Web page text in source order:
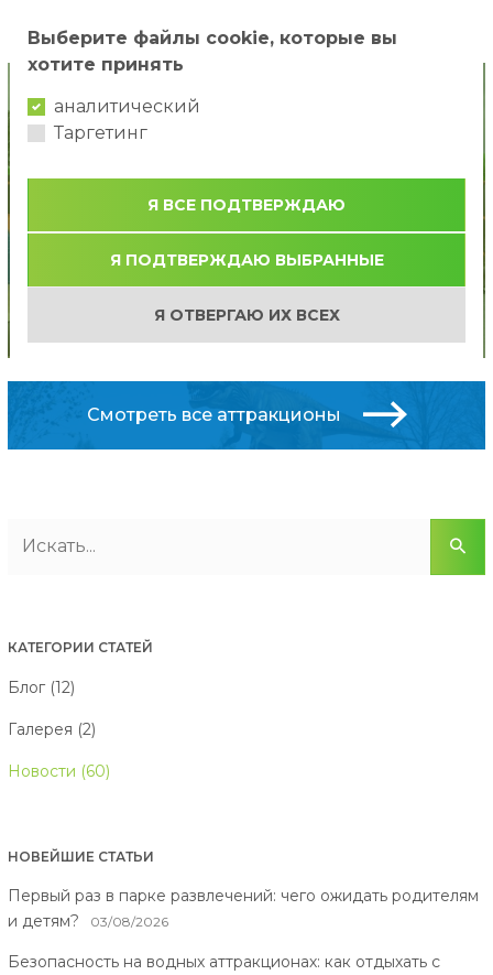
1
Piepūšamā atrakcija Safari
Смотреть все аттракционы
КАТЕГОРИИ СТАТЕЙ
Блог (12)
Галерея (2)
Новости (60)
НОВЕЙШИЕ СТАТЬИ
Первый раз в парке развлечений: чего ожидать родителям
и детям?
03/08/2026
Безопасность на водных аттракционах: как отдыхать с
Выберите файлы cookie, которые вы
хотите принять
аналитический
Таргетинг
Я ВСЕ ПОДТВЕРЖДАЮ
Я ПОДТВЕРЖДАЮ ВЫБРАННЫЕ
Я ОТВЕРГАЮ ИХ ВСЕХ